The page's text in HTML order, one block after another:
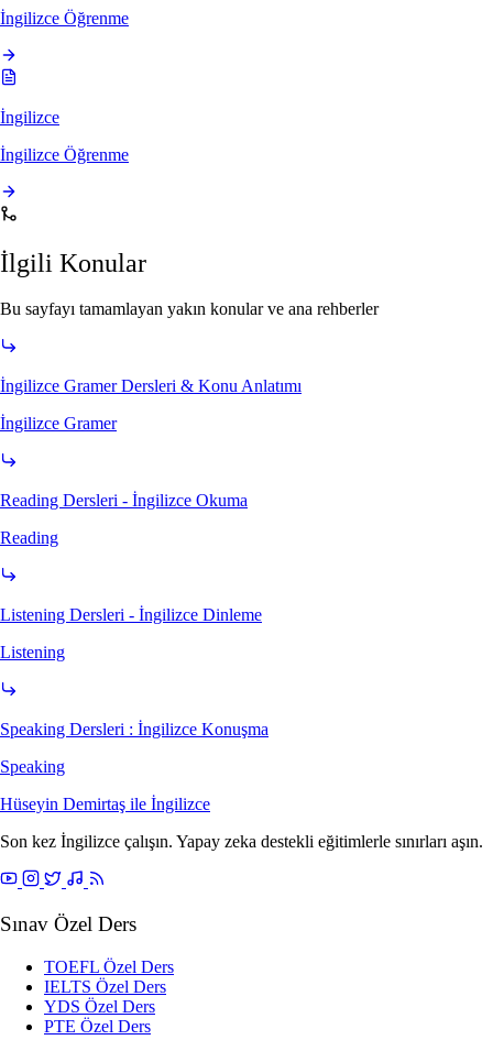
İngilizce Öğrenme
İngilizce
İngilizce Öğrenme
İlgili Konular
Bu sayfayı tamamlayan yakın konular ve ana rehberler
İngilizce Gramer Dersleri & Konu Anlatımı
İngilizce Gramer
Reading Dersleri - İngilizce Okuma
Reading
Listening Dersleri - İngilizce Dinleme
Listening
Speaking Dersleri : İngilizce Konuşma
Speaking
Hüseyin Demirtaş ile İngilizce
Son kez İngilizce çalışın. Yapay zeka destekli eğitimlerle sınırları aşın.
Sınav Özel Ders
TOEFL Özel Ders
IELTS Özel Ders
YDS Özel Ders
PTE Özel Ders